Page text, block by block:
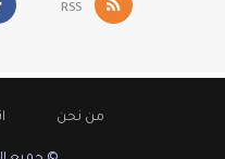
RSS
من نحن